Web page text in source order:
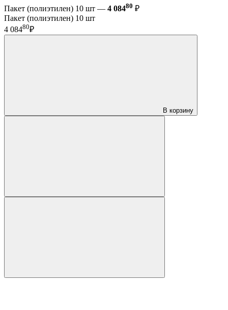
Пакет (полиэтилен) 10 шт — 4 08480 ₽
Пакет (полиэтилен) 10 шт
4 08480₽
В корзину